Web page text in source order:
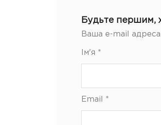
Будьте першим,
Ваша e-mail
Ім'я *
Email *